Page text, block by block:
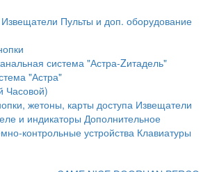
Извещатели Пульты и доп. оборудование
система "Астра-Zитадель"
"Астра"
жетоны, карты доступа Извещатели
и индикаторы Дополнительное
контрольные устройства Клавиатуры